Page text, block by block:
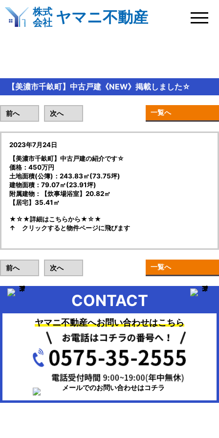
株式
会社 ヤマニ不動産
【美濃市千畝町】中古戸建《NEW》掲載しました☆
前へ 次へ 一覧へ
2023年7月24日
【美濃市千畝町】中古戸建の紹介です☆
価格：450万円
土地面積(公簿)：243.83㎡(73.75坪)
建物面積：79.07㎡(23.91坪)
附属建物：【炊事場浴室】20.82㎡
【居宅】35.41㎡
★☆★詳細はこちらから★☆★
↑ クリックすると物件ページに飛びます
前へ 次へ 一覧へ
CONTACT
ヤマニ不動産へお問い合わせはこちら